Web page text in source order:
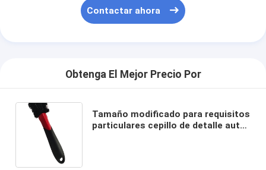
Contactar ahora
Obtenga El Mejor Precio Por
Tamaño modificado para requisitos
particulares cepillo de detalle auto